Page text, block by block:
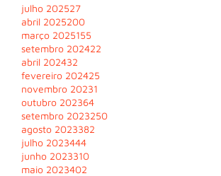
julho 202527
abril 2025200
março 2025155
setembro 202422
abril 202432
fevereiro 202425
novembro 20231
outubro 202364
setembro 2023250
agosto 2023382
julho 2023444
junho 2023310
maio 2023402